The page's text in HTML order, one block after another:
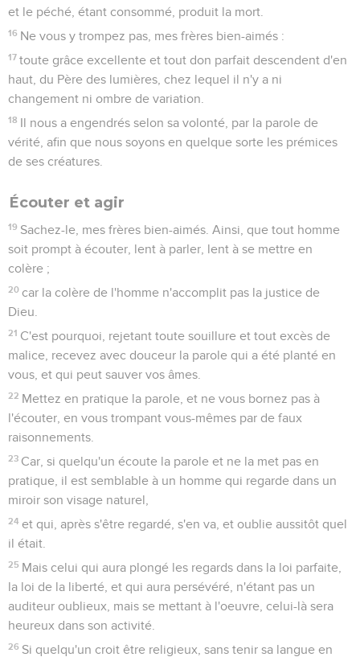
et le péché, étant consommé, produit la mort.
16 Ne vous y trompez pas, mes frères bien-aimés :
17 toute grâce excellente et tout don parfait descendent d'en
haut, du Père des lumières, chez lequel il n'y a ni
changement ni ombre de variation.
18 Il nous a engendrés selon sa volonté, par la parole de
vérité, afin que nous soyons en quelque sorte les prémices
de ses créatures.
Écouter et agir
19 Sachez-le, mes frères bien-aimés. Ainsi, que tout homme
soit prompt à écouter, lent à parler, lent à se mettre en
colère ;
20 car la colère de l'homme n'accomplit pas la justice de
Dieu.
21 C'est pourquoi, rejetant toute souillure et tout excès de
malice, recevez avec douceur la parole qui a été planté en
vous, et qui peut sauver vos âmes.
22 Mettez en pratique la parole, et ne vous bornez pas à
l'écouter, en vous trompant vous-mêmes par de faux
raisonnements.
23 Car, si quelqu'un écoute la parole et ne la met pas en
pratique, il est semblable à un homme qui regarde dans un
miroir son visage naturel,
24 et qui, après s'être regardé, s'en va, et oublie aussitôt quel
il était.
25 Mais celui qui aura plongé les regards dans la loi parfaite,
la loi de la liberté, et qui aura persévéré, n'étant pas un
auditeur oublieux, mais se mettant à l'oeuvre, celui-là sera
heureux dans son activité.
26 Si quelqu'un croit être religieux, sans tenir sa langue en